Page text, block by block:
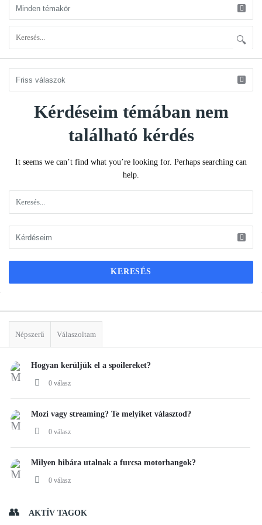
KÉRDÉSEM
Kérdéseim témában nem
található kérdés
It seems we can’t find what you’re looking for. Perhaps searching can
help.
Stats
Népszerű Válaszoltam
Hogyan kerüljük el a spoilereket?
0 válasz
Mozi vagy streaming? Te melyiket választod?
0 válasz
Milyen hibára utalnak a furcsa motorhangok?
0 válasz
AKTÍV TAGOK